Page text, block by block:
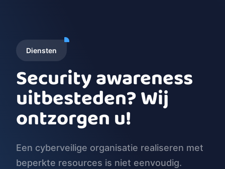
Diensten
Security awareness
uitbesteden? Wij
ontzorgen u!
Een cyberveilige organisatie realiseren met
beperkte resources is niet eenvoudig.